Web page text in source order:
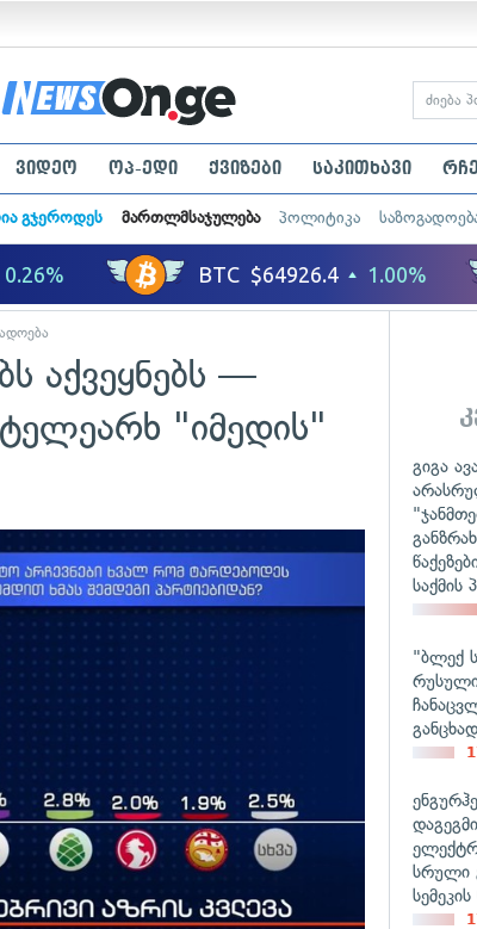
ვიდეო ოპ-ედი ქვიზები საკითხავი
გჯეროდეს მართლმსაჯულება პოლიტიკა
აქვეყნებს —
"იმედის"
გიგა
"ბლექ
სრული